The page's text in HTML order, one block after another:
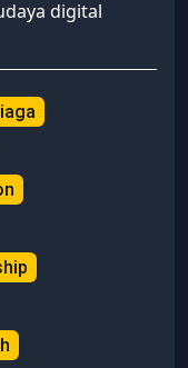
digital